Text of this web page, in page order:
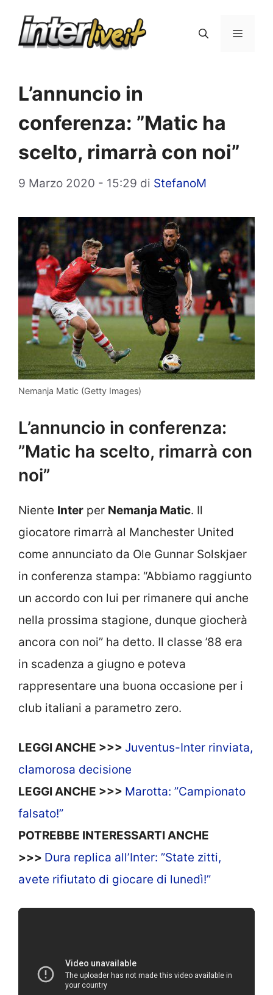
Menu
L’annuncio in
conferenza: ”Matic ha
scelto, rimarrà con noi”
9 Marzo 2020 - 15:29 di StefanoM
Nemanja Matic (Getty Images)
L’annuncio in conferenza:
”Matic ha scelto, rimarrà con
noi”
Niente Inter per Nemanja Matic. Il
giocatore rimarrà al Manchester United
come annunciato da Ole Gunnar Solskjaer
in conferenza stampa: “Abbiamo raggiunto
un accordo con lui per rimanere qui anche
nella prossima stagione, dunque giocherà
ancora con noi” ha detto. Il classe ’88 era
in scadenza a giugno e poteva
rappresentare una buona occasione per i
club italiani a parametro zero.
LEGGI ANCHE >>> Juventus-Inter rinviata,
clamorosa decisione
LEGGI ANCHE >>> Marotta: ”Campionato
falsato!”
POTREBBE INTERESSARTI ANCHE
>>> Dura replica all’Inter: ”State zitti,
avete rifiutato di giocare di lunedì!”